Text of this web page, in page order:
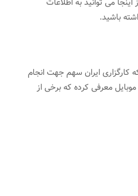
باشید.
کارگزاری ایران سهم جهت انجام
معرفی کرده که برخی از